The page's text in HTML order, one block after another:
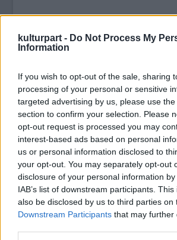
kulturpart - Do Not Process My
Information
If you wish to opt-out of the sale, sharing
processing of your personal or sensitive
targeted advertising by us, please use
section to confirm your selection. Please
opt-out request is processed you may
interest-based ads based on personal
us or personal information disclosed to
your opt-out. You may separately opt-out
disclosure of your personal information
IAB’s list of downstream participants.
also be disclosed by us to third parties on
Downstream Participants that may further
Az áldozat nem sérült meg
a bokáján találta el. A térfigyelő
az látható, hogy a lövés után
férfi és egy nő menekül el a
rendőrség szerint nem